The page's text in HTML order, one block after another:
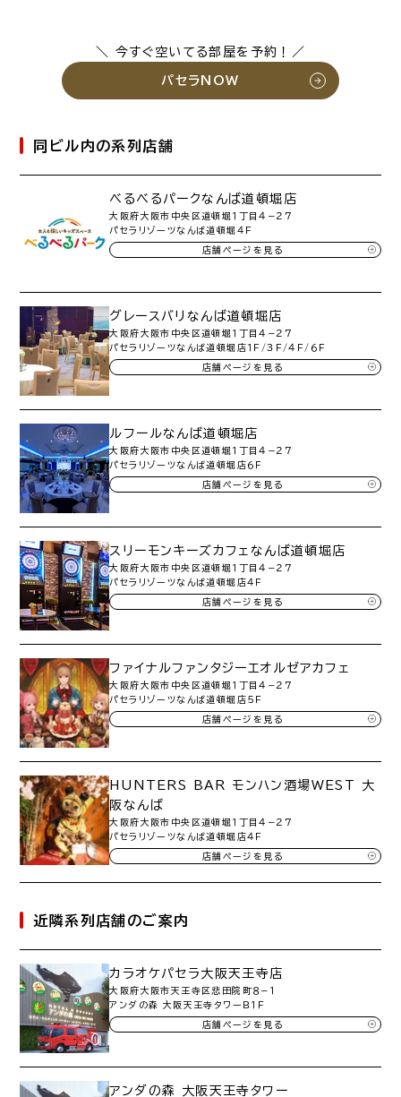
＼ 今すぐ空いてる部屋を予約！／
パセラNOW
同ビル内の系列店舗
べるべるパークなんば道頓堀店
大阪府大阪市中央区道頓堀１丁目４−２７
パセラリゾーツなんば道頓堀４Ｆ
店舗ページを見る
グレースバリなんば道頓堀店
大阪府大阪市中央区道頓堀１丁目４−２７
パセラリゾーツなんば道頓堀店１Ｆ/３Ｆ/４Ｆ/６Ｆ
店舗ページを見る
ルフールなんば道頓堀店
大阪府大阪市中央区道頓堀１丁目４−２７
パセラリゾーツなんば道頓堀店６Ｆ
店舗ページを見る
スリーモンキーズカフェなんば道頓堀店
大阪府大阪市中央区道頓堀１丁目４−２７
パセラリゾーツなんば道頓堀店４Ｆ
店舗ページを見る
ファイナルファンタジーエオルゼアカフェ
大阪府大阪市中央区道頓堀１丁目４−２７
パセラリゾーツなんば道頓堀店５Ｆ
店舗ページを見る
HUNTERS BAR モンハン酒場WEST 大
阪なんば
大阪府大阪市中央区道頓堀１丁目４−２７
パセラリゾーツなんば道頓堀店４Ｆ
店舗ページを見る
近隣系列店舗のご案内
カラオケパセラ大阪天王寺店
大阪府大阪市天王寺区悲田院町８−１
アンダの森 大阪天王寺タワーＢ１Ｆ
店舗ページを見る
アンダの森 大阪天王寺タワー